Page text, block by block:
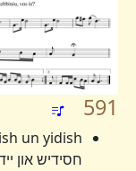
591
חסידיש און יידיש